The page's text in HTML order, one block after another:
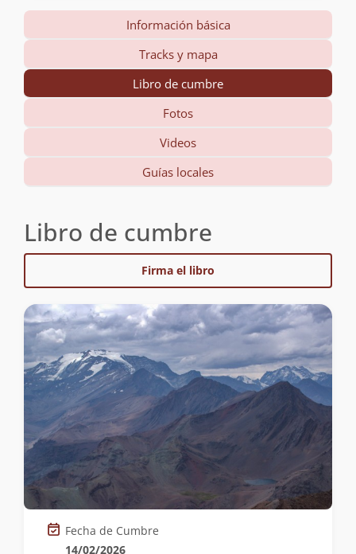
Información básica
Tracks y mapa
Libro de cumbre
Fotos
Videos
Guías locales
Libro de cumbre
Firma el libro
Fecha de Cumbre
14/02/2026